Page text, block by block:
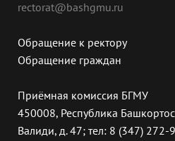
rectorat@bashgmu.ru
Обращение к ректору
Обращение граждан
Приёмная комиссия БГМУ
450008, Республика
Валиди, д. 47; тел: 8 (347) 272-